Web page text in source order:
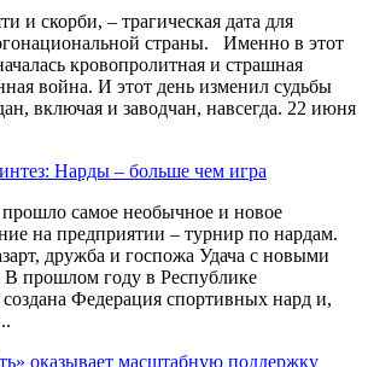
и скорби, – трагическая дата для
страны. Именно в этот
кровопролитная и страшная
война. И этот день изменил судьбы
включая и заводчан, навсегда. 22 июня
Нарды – больше чем игра
самое необычное и новое
на предприятии – турнир по нардам.
дружба и госпожа Удача с новыми
В прошлом году в Республике
Федерация спортивных нард и,
оказывает масштабную поддержку